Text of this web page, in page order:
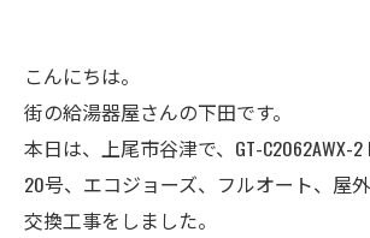
こんにちは。
街の給湯器屋さんの下田です。
本日は、上尾市谷津で、GT-C2062AWX-2
20号、エコジョーズ、フルオート、屋
交換工事をしました。